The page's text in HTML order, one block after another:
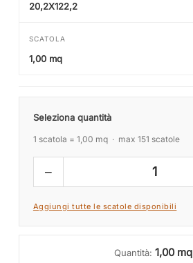
20,2X122,2
SCATOLA
1,00 mq
Seleziona quantità
1 scatola = 1,00 mq · max 151 scatole
− 1
Aggiungi tutte le scatole disponibili
Quantità:1,00 mq